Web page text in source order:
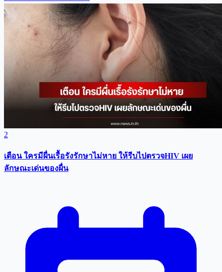
2
เตือน ใครมีผื่นเรื้อรังรักษาไม่หาย ให้รีบไปตรวจHIV เผย
ลักษณะเด่นของผื่น